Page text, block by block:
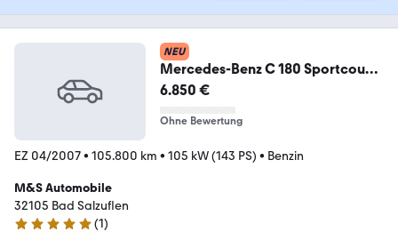
NEU
Mercedes-Benz C 180 Sportcoupe
Kompressor, Autom., 2. Hd., TOP
6.850 €
Ohne Bewertung
EZ 04/2007• 105.800 km • 105 kW (143 PS) • Benzin
M&S Automobile
32105 Bad Salzuflen
5 Sterne
(1)